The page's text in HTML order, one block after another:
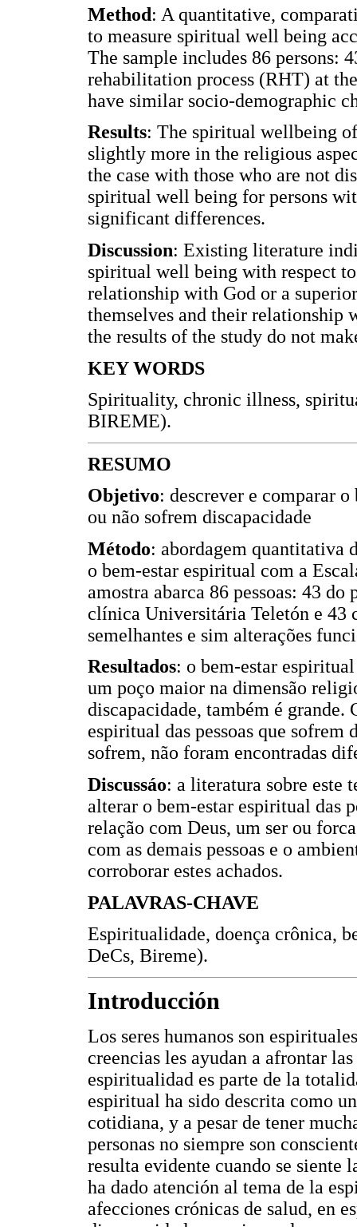
Method: A quantitative,
to measure spiritual well being
The sample includes 86 persons:
rehabilitation process (RHT) at
have similar socio-demographic
Results: The spiritual wellbeing
slightly more in the religious
the case with those who are not
spiritual well being for persons
significant differences.
Discussion: Existing literature
spiritual well being with respect
relationship with God or a
themselves and their relationship
the results of the study do not
KEY WORDS
Spirituality, chronic illness,
BIREME).
RESUMO
Objetivo: descrever e comparar
ou não sofrem discapacidade
Método: abordagem quantitativa
o bem-estar espiritual com a
amostra abarca 86 pessoas: 43
clínica Universitária Teletón e 43
semelhantes e sim alterações
Resultados: o bem-estar
um poço maior na dimensão
discapacidade, também é grande.
espiritual das pessoas que sofrem
sofrem, não foram encontradas
Discussáo: a literatura sobre este
alterar o bem-estar espiritual das
relação com Deus, um ser ou
com as demais pessoas e o
corroborar estes achados.
PALAVRAS-CHAVE
Espiritualidade, doença crônica,
DeCs, Bireme).
Introducción
Los seres humanos son
creencias les ayudan a afrontar
espiritualidad es parte de la
espiritual ha sido descrita como
cotidiana, y a pesar de tener
personas no siempre son
resulta evidente cuando se siente
ha dado atención al tema de la
afecciones crónicas de salud, en